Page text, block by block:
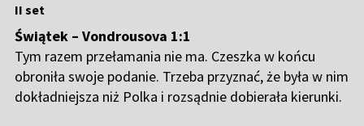
II set
Świątek – Vondrousova 1:1
Tym razem przełamania nie ma. Czeszka w końcu
obroniła swoje podanie. Trzeba przyznać, że była w nim
dokładniejsza niż Polka i rozsądnie dobierała kierunki.